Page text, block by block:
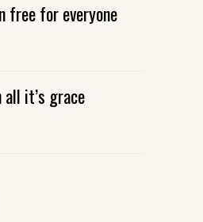
free for everyone
it’s grace